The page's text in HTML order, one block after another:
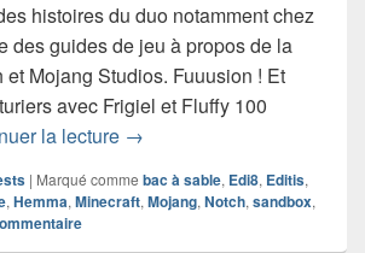
histoires du duo notamment chez
des guides de jeu à propos de la
et Mojang Studios. Fuuusion ! Et
avec Frigiel et Fluffy 100
la lecture Chronique guide Frigiel et
→
| Marqué comme bac à sable, Edi8, Editis,
, Hemma, Minecraft, Mojang, Notch, sandbox,